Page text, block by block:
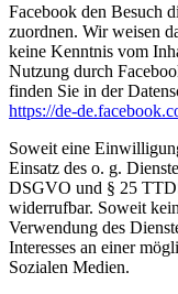
Facebook den Besuch
zuordnen. Wir weisen
keine Kenntnis vom
Nutzung durch
finden Sie in der
https://de-
Soweit eine
Einsatz des o. g.
DSGVO und § 25
widerrufbar. Soweit
Verwendung des
Interesses an einer
Sozialen Medien.